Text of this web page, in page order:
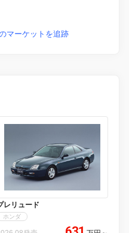
マーケットを追跡
レリュード
ホンダ